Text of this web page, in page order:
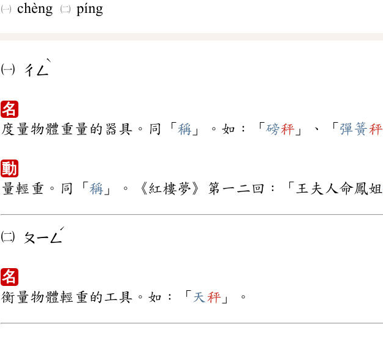
chèng píng
㈠ ㄔㄥ
ˋ
名
度量物體重量的器具。同「 稱 」。如：「 磅秤 」、「 彈簧秤
動
量輕重。同「 稱 」。《紅樓夢》第一二回：「王夫人命鳳姐
㈡ ㄆㄧㄥ
ˊ
名
衡量物體輕重的工具。如：「 天 秤 」。